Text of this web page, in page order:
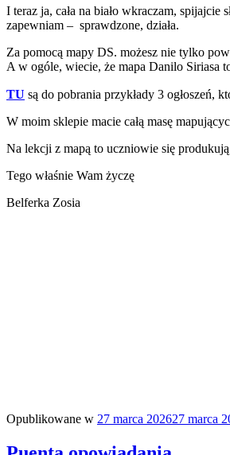
I teraz ja, cała na biało wkraczam,
zapewniam – sprawdzone, działa.
Za pomocą mapy DS. możesz nie tylko
A w ogóle, wiecie, że mapa Danilo Siriasa
TU są do pobrania przykłady 3 ogłoszeń,
W moim sklepie macie całą masę
Na lekcji z mapą to uczniowie się
Tego właśnie Wam życzę
Belferka Zosia
Opublikowane w 27 marca 202627 marca